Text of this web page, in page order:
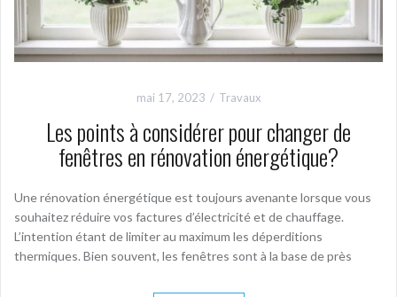
mai 17, 2023 Travaux
Les points à considérer pour changer de
fenêtres en rénovation énergétique?
Une rénovation énergétique est toujours avenante lorsque vous
souhaitez réduire vos factures d’électricité et de chauffage.
L’intention étant de limiter au maximum les déperditions
thermiques. Bien souvent, les fenêtres sont à la base de près